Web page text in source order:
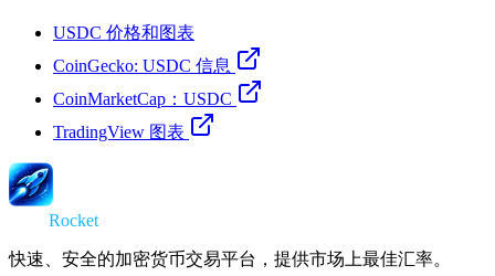
USDC 价格和图表
CoinGecko: USDC 信息
CoinMarketCap：USDC
TradingView 图表
Rocket
快速、安全的加密货币交易平台，提供市场上最佳汇率。